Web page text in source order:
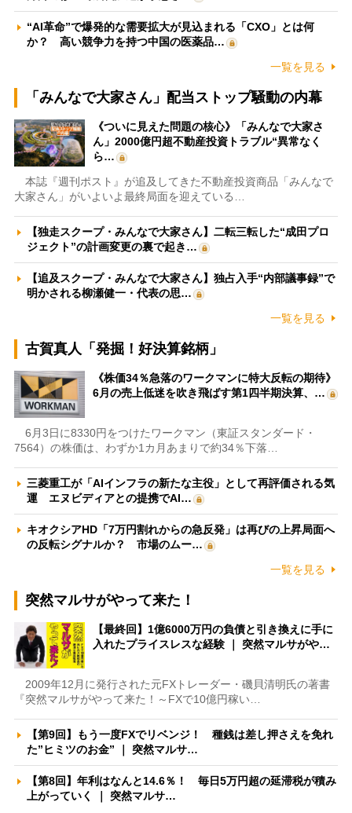
“AI革命”で爆発的な需要拡大が見込まれる「CXO」とは何
か？ 高い競争力を持つ中国の医薬品…
一覧を見る
「みんなで大家さん」配当ストップ騒動の内幕
《ついに見えた問題の核心》「みんなで大家さ
ん」2000億円超不動産投資トラブル“異常なく
ら…
本誌『週刊ポスト』が追及してきた不動産投資商品「みんなで
大家さん」がいよいよ最終局面を迎えている…
【独走スクープ・みんなで大家さん】二転三転した“成田プロ
ジェクト”の計画変更の裏で起き…
【追及スクープ・みんなで大家さん】独占入手“内部議事録”で
明かされる柳瀬健一・代表の思…
一覧を見る
古賀真人「発掘！好決算銘柄」
《株価34％急落のワークマンに特大反転の期待》
6月の売上低迷を吹き飛ばす第1四半期決算、…
6月3日に8330円をつけたワークマン（東証スタンダード・
7564）の株価は、わずか1カ月あまりで約34％下落…
三菱重工が「AIインフラの新たな主役」として再評価される気
運 エヌビディアとの提携でAI…
キオクシアHD「7万円割れからの急反発」は再びの上昇局面へ
の反転シグナルか？ 市場のムー…
一覧を見る
突然マルサがやって来た！
【最終回】1億6000万円の負債と引き換えに手に
入れたプライスレスな経験 ｜ 突然マルサがや…
2009年12月に発行された元FXトレーダー・磯貝清明氏の著書
『突然マルサがやって来た！～FXで10億円稼い…
【第9回】もう一度FXでリベンジ！ 種銭は差し押さえを免れ
た”ヒミツのお金” ｜ 突然マルサ…
【第8回】年利はなんと14.6％！ 毎日5万円超の延滞税が積み
上がっていく ｜ 突然マルサ…